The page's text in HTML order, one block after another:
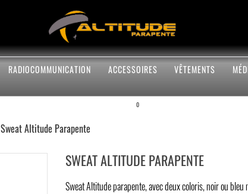
RADIOCOMMUNICATION ACCESSOIRES VÊTEMENTS
0
Sweat Altitude Parapente
SWEAT ALTITUDE PARAPENTE
Sweat Altitude parapente, avec deux coloris, noir ou